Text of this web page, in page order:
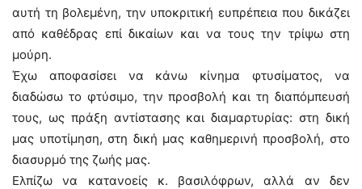
αυτή τη βολεμένη, την υποκριτική ευπρέπεια που δικάζει
από καθέδρας επί δικαίων και να τους την τρίψω στη
μούρη.
Έχω αποφασίσει να κάνω κίνημα φτυσίματος, να
διαδώσω το φτύσιμο, την προσβολή και τη διαπόμπευσή
τους, ως πράξη αντίστασης και διαμαρτυρίας: στη δική
μας υποτίμηση, στη δική μας καθημερινή προσβολή, στο
διασυρμό της ζωής μας.
Ελπίζω να κατανοείς κ. βασιλόφρων, αλλά αν δεν